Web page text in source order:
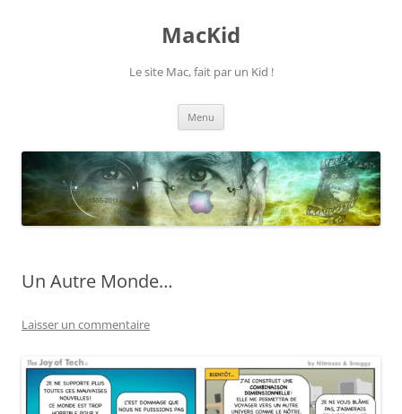
MacKid
Le site Mac, fait par un Kid !
Menu
Un Autre Monde…
Laisser un commentaire